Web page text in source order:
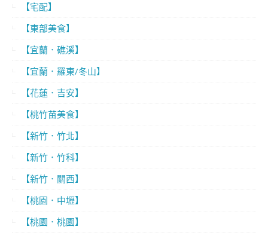
【宅配】
【東部美食】
【宜蘭．礁溪】
【宜蘭．羅東/冬山】
【花蓮．吉安】
【桃竹苗美食】
【新竹．竹北】
【新竹．竹科】
【新竹．關西】
【桃園．中壢】
【桃園．桃園】